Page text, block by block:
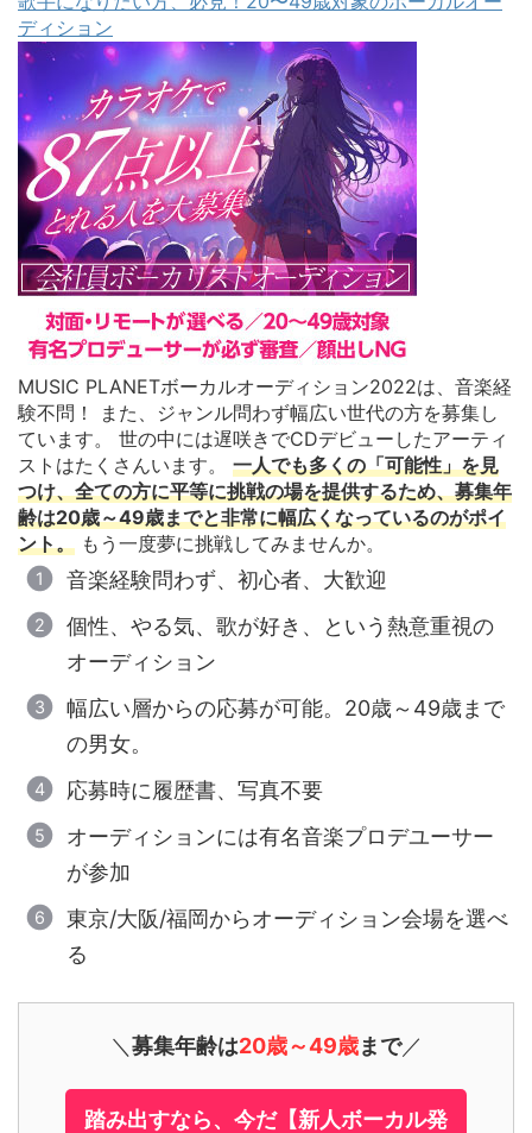
ディション
MUSIC PLANETボーカルオーディション2022は、音楽経
験不問！ また、ジャンル問わず幅広い世代の方を募集し
ています。 世の中には遅咲きでCDデビューしたアーティ
ストはたくさんいます。 一人でも多くの「可能性」を見
つけ、全ての方に平等に挑戦の場を提供するため、募集年
齢は20歳～49歳までと非常に幅広くなっているのがポイ
ント。 もう一度夢に挑戦してみませんか。
音楽経験問わず、初心者、大歓迎
個性、やる気、歌が好き、という熱意重視の
オーディション
幅広い層からの応募が可能。20歳～49歳まで
の男女。
応募時に履歴書、写真不要
オーディションには有名音楽プロデユーサー
が参加
東京/大阪/福岡からオーディション会場を選べ
る
＼ 募集年齢は20歳～49歳まで／
踏み出すなら、今だ【新人ボーカル発